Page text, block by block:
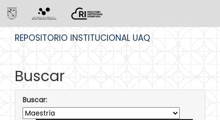
REPOSITORIO INSTITUCIONAL UAQ
Buscar
Buscar: